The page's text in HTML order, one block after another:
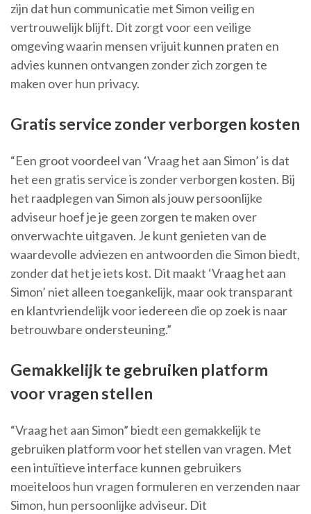
zijn dat hun communicatie met Simon veilig en
vertrouwelijk blijft. Dit zorgt voor een veilige
omgeving waarin mensen vrijuit kunnen praten en
advies kunnen ontvangen zonder zich zorgen te
maken over hun privacy.
Gratis service zonder verborgen kosten
“Een groot voordeel van ‘Vraag het aan Simon’ is dat
het een gratis service is zonder verborgen kosten. Bij
het raadplegen van Simon als jouw persoonlijke
adviseur hoef je je geen zorgen te maken over
onverwachte uitgaven. Je kunt genieten van de
waardevolle adviezen en antwoorden die Simon biedt,
zonder dat het je iets kost. Dit maakt ‘Vraag het aan
Simon’ niet alleen toegankelijk, maar ook transparant
en klantvriendelijk voor iedereen die op zoek is naar
betrouwbare ondersteuning.”
Gemakkelijk te gebruiken platform
voor vragen stellen
“Vraag het aan Simon” biedt een gemakkelijk te
gebruiken platform voor het stellen van vragen. Met
een intuïtieve interface kunnen gebruikers
moeiteloos hun vragen formuleren en verzenden naar
Simon, hun persoonlijke adviseur. Dit